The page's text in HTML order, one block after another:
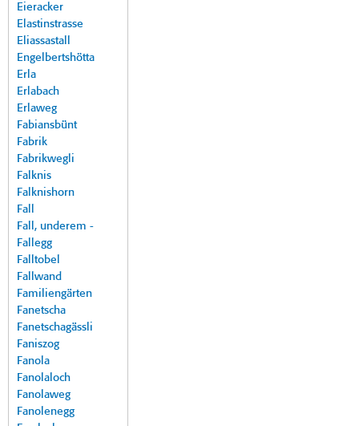
Eieracker
Elastinstrasse
Eliassastall
Engelbertshötta
Erla
Erlabach
Erlaweg
Fabiansbünt
Fabrik
Fabrikwegli
Falknis
Falknishorn
Fall
Fall, underem -
Fallegg
Falltobel
Fallwand
Familiengärten
Fanetscha
Fanetschagässli
Faniszog
Fanola
Fanolaloch
Fanolaweg
Fanolenegg